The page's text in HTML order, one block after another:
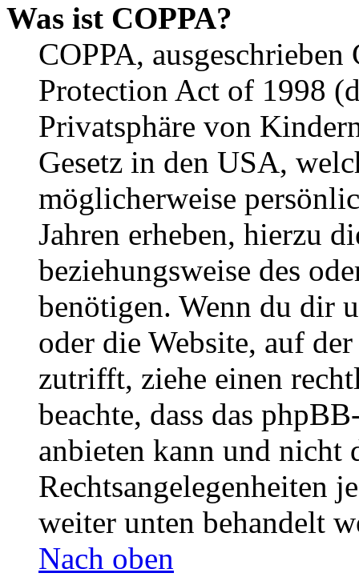
Was ist COPPA?
COPPA,
Protection Act of 1998
Privatsphäre von
Gesetz in den USA,
möglicherweise
Jahren erheben, hierzu
beziehungsweise des
benötigen. Wenn du dir
oder die Website, auf
zutrifft, ziehe einen
beachte, dass das
anbieten kann und nicht
Rechtsangelegenheiten
weiter unten behandelt
Nach oben